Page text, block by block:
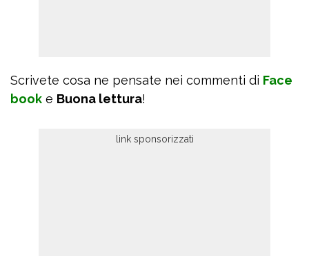
Scrivete cosa ne pensate nei commenti di Face
book e Buona lettura!